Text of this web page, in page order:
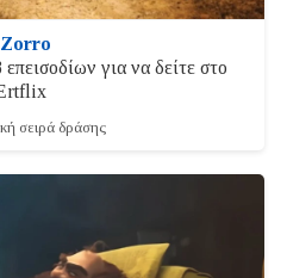
Zorro
για να δείτε στο
σειρά δράσης